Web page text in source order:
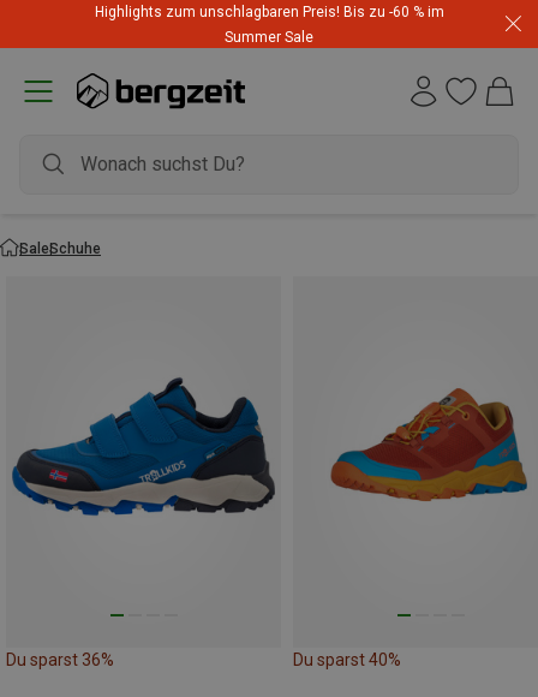
Highlights zum unschlagbaren Preis! Bis zu -60 % im
Summer Sale
SaleSchuhe
Du sparst 36% Du sparst 40%